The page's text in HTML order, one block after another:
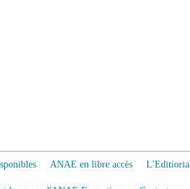
ANAE en libre accès